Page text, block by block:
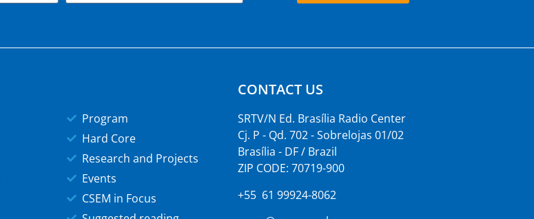
Program
Hard Core
Research and Projects
Events
CSEM in Focus
CONTACT US
SRTV/N Ed. Brasília Radio Center
Cj. P - Qd. 702 - Sobrelojas 01/02
Brasília - DF / Brazil
ZIP CODE: 70719-900
+55 61 99924-8062